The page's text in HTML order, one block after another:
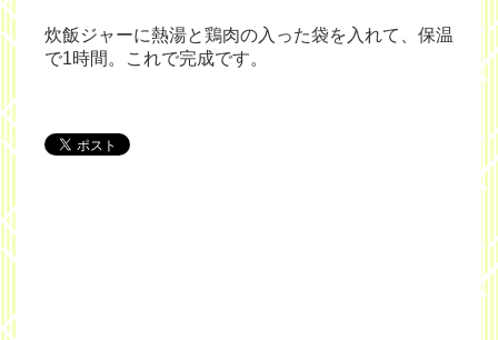
炊飯ジャーに熱湯と鶏肉の入った袋を入れて、保温
で1時間。これで完成です。